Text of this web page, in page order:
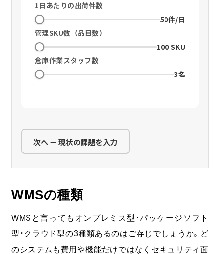
1日あたりの出荷件数
50件/日
管理SKU数（品目数）
100 SKU
倉庫作業スタッフ数
3名
次へ ー 現状の課題を入力
WMSの種類
WMSと言ってもオンプレミス型・パッケージソフト
型・クラウド型の3種類あるのはご存じでしょうか。ど
のシステムも費用や機能だけではなくセキュリティ面